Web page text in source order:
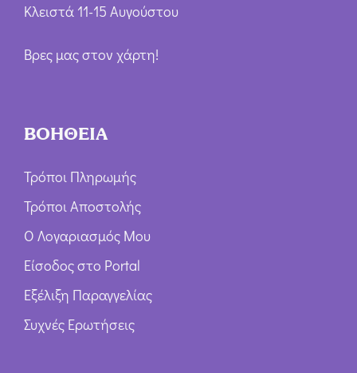
Κλειστά 11-15 Αυγούστου
Βρες μας στον χάρτη!
ΒΟΗΘΕΙΑ
Τρόποι Πληρωμής
Τρόποι Αποστολής
Ο Λογαριασμός Μου
Είσοδος στο Portal
Εξέλιξη Παραγγελίας
Συχνές Ερωτήσεις